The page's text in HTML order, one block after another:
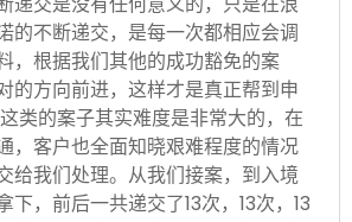
的不断递交，是每一次都相应会调
，根据我们其他的成功豁免的案
的方向前进，这样才是真正帮到申
类的案子其实难度是非常大的，在
，客户也全面知晓艰难程度的情况
给我们处理。从我们接案，到入境
下，前后一共递交了13次，13次，13